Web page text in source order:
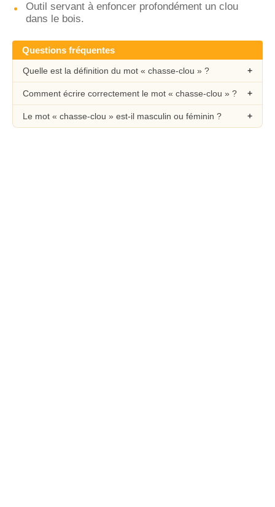
Outil servant à enfoncer profondément un clou
dans le bois.
Questions fréquentes
Quelle est la définition du mot « chasse-clou » ?
Comment écrire correctement le mot « chasse-clou » ?
Le mot « chasse-clou » est-il masculin ou féminin ?